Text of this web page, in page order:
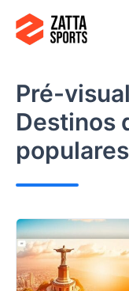
para
conteúdo
Pré-
Destinos